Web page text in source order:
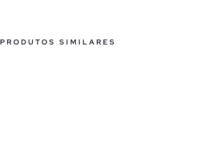
PRODUTOS SIMILARES